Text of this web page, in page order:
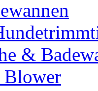
&
Blower